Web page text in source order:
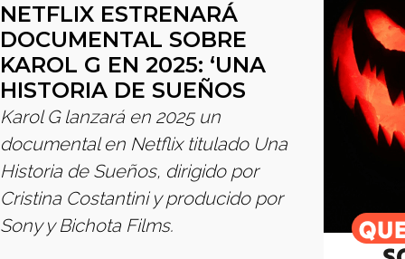
NETFLIX ESTRENARÁ
DOCUMENTAL SOBRE
KAROL G EN 2025: ‘UNA
HISTORIA DE SUEÑOS
Karol G lanzará en 2025 un
documental en Netflix titulado Una
Historia de Sueños, dirigido por
Cristina Costantini y producido por
Sony y Bichota Films.